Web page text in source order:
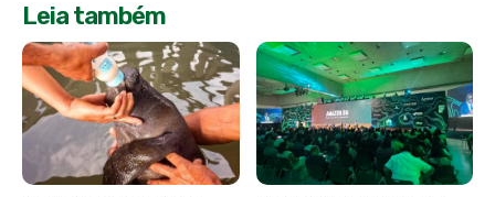
Leia também